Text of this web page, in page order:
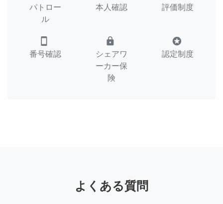
パトロー
ル
本人確認 評価制度
smartphone
番号確認
lock
シェアワ
ーカー保
険
stars
認定制度
よくある質問